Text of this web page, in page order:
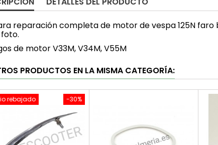
reparación completa de motor de vespa 125N
de motor V33M, V34M, V55M
PRODUCTOS EN LA MISMA CATEGORÍA:
-30%
rebajado